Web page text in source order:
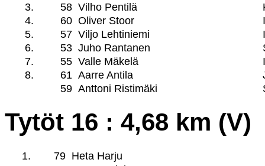
3.
58 Vilho Pentilä
4.
60 Oliver Stoor
5.
57 Viljo Lehtiniemi
6.
53 Juho Rantanen
7.
55 Valle Mäkelä
8.
61 Aarre Antila
59 Anttoni Ristimäki
Tytöt 16 : 4,68 km (V)
1. 79 Heta Harju